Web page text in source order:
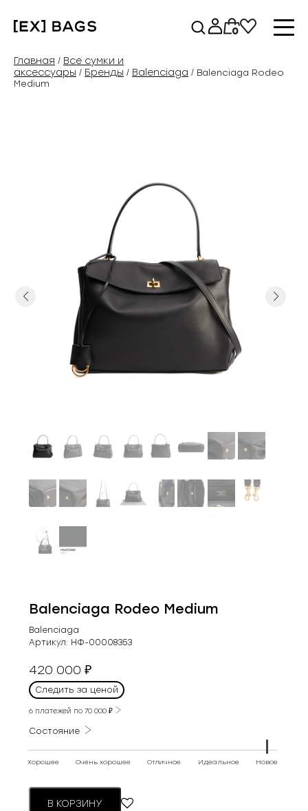
содержимому
0
Главная / Все сумки и
аксессуары / Бренды / Balenciaga / Balenciaga Rodeo
Medium
Previous Next
Balenciaga Rodeo Medium
Balenciaga
Артикул: НФ-00008353
420 000₽
Следить за ценой
6 платежей по70 000₽
Состояние
Хорошее Очень хорошее Отличное Идеальное Новое
В КОРЗИНУ